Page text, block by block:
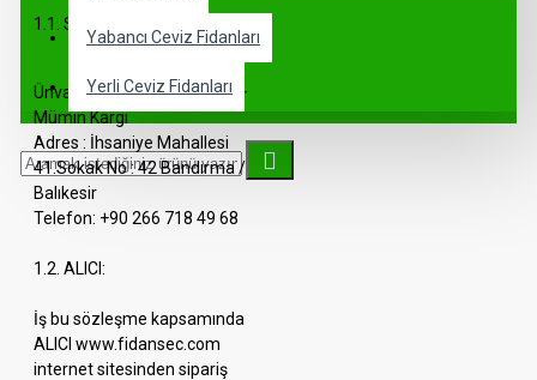
Yabancı Ceviz Fidanları
Yerli Ceviz Fidanları
1.1. SATICI:
Ünvanı : GÜNEŞ FİDANCILIK –
Mümin Kargı
Adres : İhsaniye Mahallesi
41.Sokak No : 42 Bandırma /
Balıkesir
Telefon: +90 266 718 49 68
1.2. ALICI:
İş bu sözleşme kapsamında
ALICI www.fidansec.com
internet sitesinden sipariş